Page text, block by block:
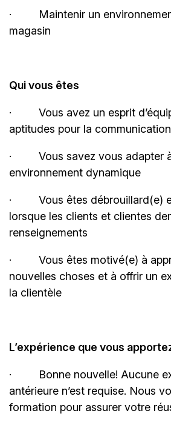
·
Maintenir un
magasin
Qui vous êtes
·
Vous avez un esprit
aptitudes pour la communication
·
Vous savez vous adapter
environnement dynamique
·
Vous êtes débrouillard(e)
lorsque les clients et clientes
renseignements
·
Vous êtes motivé(e) à
nouvelles choses et à offrir un
la clientèle
L’expérience que vous
· Bonne nouvelle! Aucune
antérieure n’est requise. Nous
formation pour assurer votre